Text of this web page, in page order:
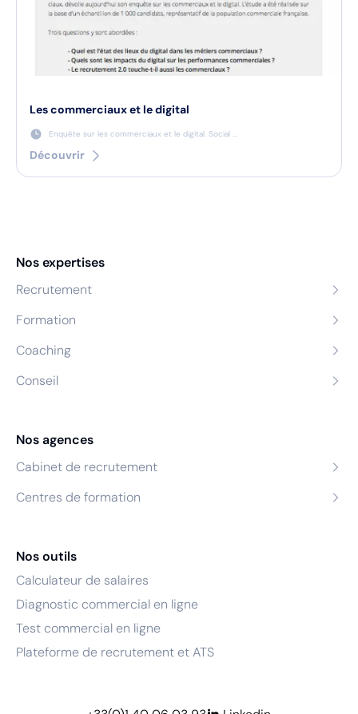
Les commerciaux et le digital
Enquête sur les commerciaux et le digital. Social ...
Découvrir
Nos expertises
Recrutement
Formation
Coaching
Conseil
Nos agences
Cabinet de recrutement
Centres de formation
Nos outils
Calculateur de salaires
Diagnostic commercial en ligne
Test commercial en ligne
Plateforme de recrutement et ATS